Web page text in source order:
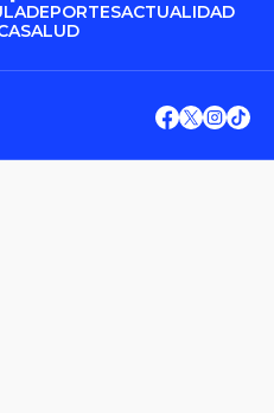
DEPORTESACTUALIDAD
SALUD